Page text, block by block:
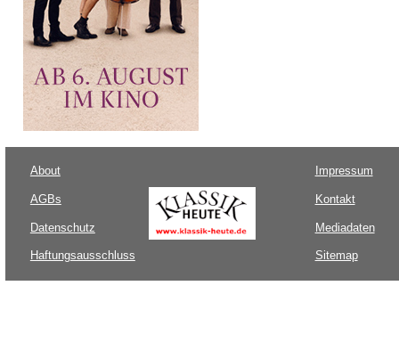
About
AGBs
Datenschutz
Haftungsausschluss
Impressum
Kontakt
Mediadaten
Sitemap